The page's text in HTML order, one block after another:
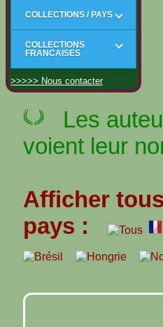
COLLECTIONS / PAYS
COLLECTIONS
FRANCAISES
>>>>> Nous contacter
Les
voient leur
Afficher
pays :